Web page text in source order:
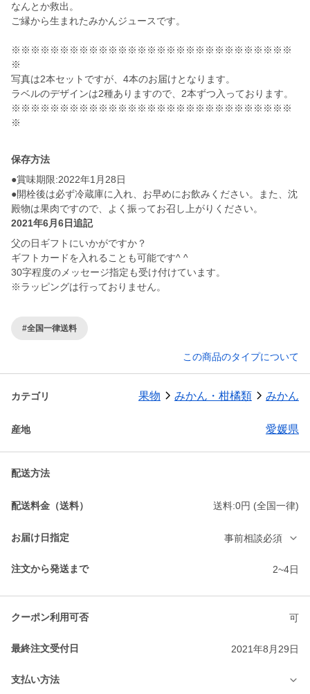
なんとか救出。
ご縁から生まれたみかんジュースです。
※※※※※※※※※※※※※※※※※※※※※※※※※※※※※
※
写真は2本セットですが、4本のお届けとなります。
ラベルのデザインは2種ありますので、2本ずつ入っております。
※※※※※※※※※※※※※※※※※※※※※※※※※※※※※
※
保存方法
●賞味期限:2022年1月28日
●開栓後は必ず冷蔵庫に入れ、お早めにお飲みください。また、沈
殿物は果肉ですので、よく振ってお召し上がりください。
2021年6月6日追記
父の日ギフトにいかがですか？
ギフトカードを入れることも可能です^ ^
30字程度のメッセージ指定も受け付けています。
※ラッピングは行っておりません。
#全国一律送料
この商品のタイプについて
カテゴリ 果物 みかん・柑橘類 みかん
産地 愛媛県
配送方法
配送料金（送料） 送料:0円 (全国一律)
お届け日指定 事前相談必須
注文から発送まで 2~4日
クーポン利用可否 可
最終注文受付日 2021年8月29日
支払い方法